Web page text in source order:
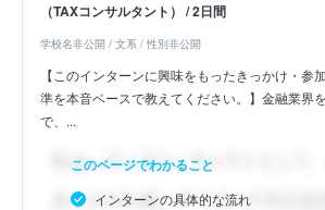
（TAXコンサルタント） / 2日間
学校名非公開 / 文系 / 性別非公開
【このインターンに興味をもったきっかけ・参
準を本音ベースで教えてください。】金融業界
で、...
このページでわかること
インターンの具体的な流れ